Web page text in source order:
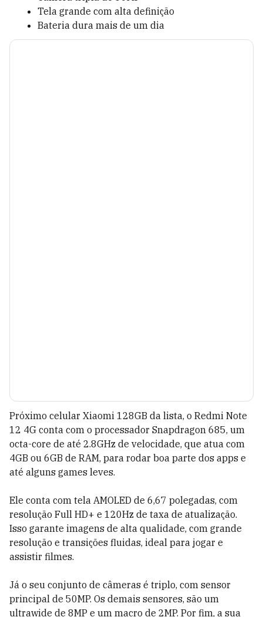
Tela grande com alta definição
Bateria dura mais de um dia
Próximo celular Xiaomi 128GB da lista, o Redmi Note
12 4G conta com o processador Snapdragon 685, um
octa-core de até 2.8GHz de velocidade, que atua com
4GB ou 6GB de RAM, para rodar boa parte dos apps e
até alguns games leves.
Ele conta com tela AMOLED de 6,67 polegadas, com
resolução Full HD+ e 120Hz de taxa de atualização.
Isso garante imagens de alta qualidade, com grande
resolução e transições fluidas, ideal para jogar e
assistir filmes.
Já o seu conjunto de câmeras é triplo, com sensor
principal de 50MP. Os demais sensores, são um
ultrawide de 8MP e um macro de 2MP. Por fim, a sua